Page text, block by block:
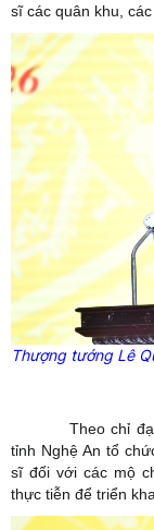
sĩ các quân khu,
Thượng tướng Lê
Theo chỉ
tỉnh Nghệ An tổ
sĩ đối với các mộ
thực tiễn để triển